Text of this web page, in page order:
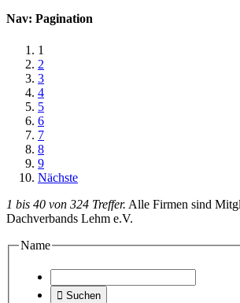
Nav: Pagination
1
2
3
4
5
6
7
8
9
Nächste
1 bis 40 von 324 Treffer. Alle Firmen sind
Dachverbands Lehm e.V.
Name
 Suchen